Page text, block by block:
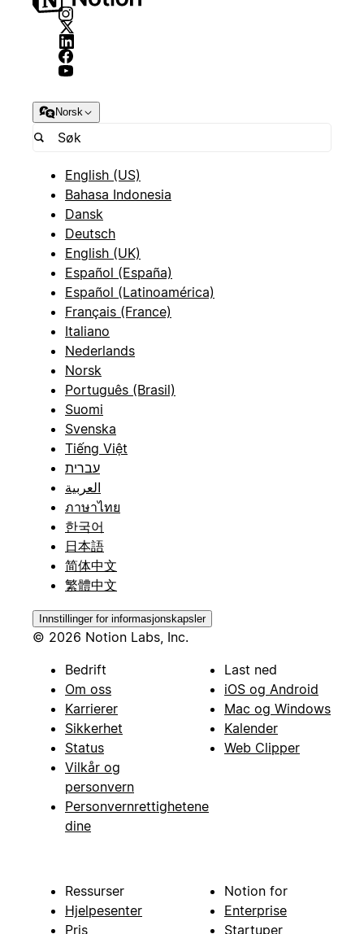
Norsk
English (US)
Bahasa Indonesia
Dansk
Deutsch
English (UK)
Español (España)
Español (Latinoamérica)
Français (France)
Italiano
Nederlands
Norsk
Português (Brasil)
Suomi
Svenska
Tiếng Việt
עברית
العربية
ภาษาไทย
한국어
日本語
简体中文
繁體中文
Innstillinger for informasjonskapsler
© 2026 Notion Labs, Inc.
Bedrift
Om oss
Karrierer
Sikkerhet
Status
Vilkår og
personvern
Personvernrettighetene
dine
Last ned
iOS og Android
Mac og Windows
Kalender
Web Clipper
Ressurser
Hjelpesenter
Pris
Notion for
Enterprise
Startuper